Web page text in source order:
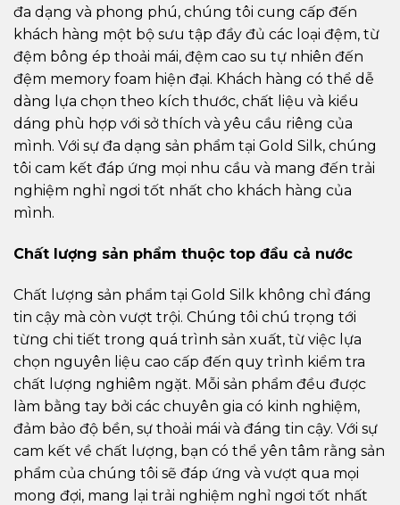
đa dạng và phong phú, chúng tôi cung cấp đến
khách hàng một bộ sưu tập đầy đủ các loại đệm, từ
đệm bông ép thoải mái, đệm cao su tự nhiên đến
đệm memory foam hiện đại. Khách hàng có thể dễ
dàng lựa chọn theo kích thước, chất liệu và kiểu
dáng phù hợp với sở thích và yêu cầu riêng của
mình. Với sự đa dạng sản phẩm tại Gold Silk, chúng
tôi cam kết đáp ứng mọi nhu cầu và mang đến trải
nghiệm nghỉ ngơi tốt nhất cho khách hàng của
mình.
Chất lượng sản phẩm thuộc top đầu cả nước
Chất lượng sản phẩm tại Gold Silk không chỉ đáng
tin cậy mà còn vượt trội. Chúng tôi chú trọng tới
từng chi tiết trong quá trình sản xuất, từ việc lựa
chọn nguyên liệu cao cấp đến quy trình kiểm tra
chất lượng nghiêm ngặt. Mỗi sản phẩm đều được
làm bằng tay bởi các chuyên gia có kinh nghiệm,
đảm bảo độ bền, sự thoải mái và đáng tin cậy. Với sự
cam kết về chất lượng, bạn có thể yên tâm rằng sản
phẩm của chúng tôi sẽ đáp ứng và vượt qua mọi
mong đợi, mang lại trải nghiệm nghỉ ngơi tốt nhất